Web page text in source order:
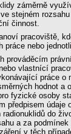
záměrně
stejném
činnost.
pracoviště,
práce nebo
prováděcím
vlastnící
práce
hodnot a
fyzické osoby
předpisem údaje
do
a za
v těch